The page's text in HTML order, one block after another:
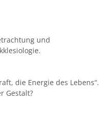
und
die Energie des Lebens“.
Gestalt?